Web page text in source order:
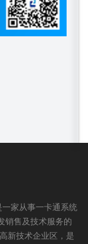
家从事一卡通系统
销售及技术服务的
新技术企业区，是